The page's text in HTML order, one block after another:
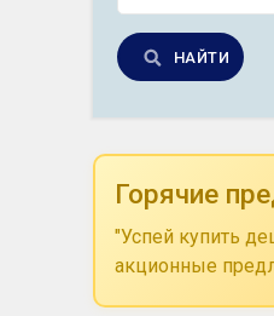
НАЙТИ
Горячие
"Успей купить
акционные